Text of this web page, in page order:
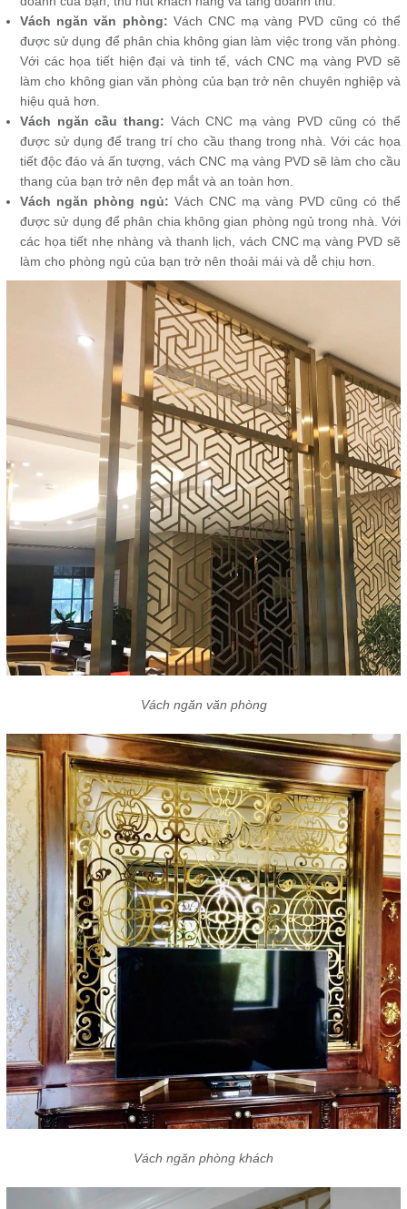
Vách ngăn văn phòng: Vách CNC mạ vàng PVD cũng có thể
được sử dụng để phân chia không gian làm việc trong văn phòng.
Với các họa tiết hiện đại và tinh tế, vách CNC mạ vàng PVD sẽ
làm cho không gian văn phòng của bạn trở nên chuyên nghiệp và
hiệu quả hơn.
Vách ngăn cầu thang: Vách CNC mạ vàng PVD cũng có thể
được sử dụng để trang trí cho cầu thang trong nhà. Với các họa
tiết độc đáo và ấn tượng, vách CNC mạ vàng PVD sẽ làm cho cầu
thang của bạn trở nên đẹp mắt và an toàn hơn.
Vách ngăn phòng ngủ: Vách CNC mạ vàng PVD cũng có thể
được sử dụng để phân chia không gian phòng ngủ trong nhà. Với
các họa tiết nhẹ nhàng và thanh lịch, vách CNC mạ vàng PVD sẽ
làm cho phòng ngủ của bạn trở nên thoải mái và dễ chịu hơn.
Vách ngăn văn phòng
Vách ngăn phòng khách